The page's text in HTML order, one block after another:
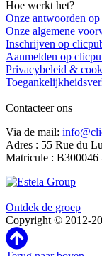
Hoe werkt het?
Onze antwoorden
Onze algemene
Inschrijven op
Aanmelden op
Privacybeleid &
Contacteer ons
Via de mail:
Adres : 55 Rue du
Matricule :
Ontdek de groep
Copyright © 2012-